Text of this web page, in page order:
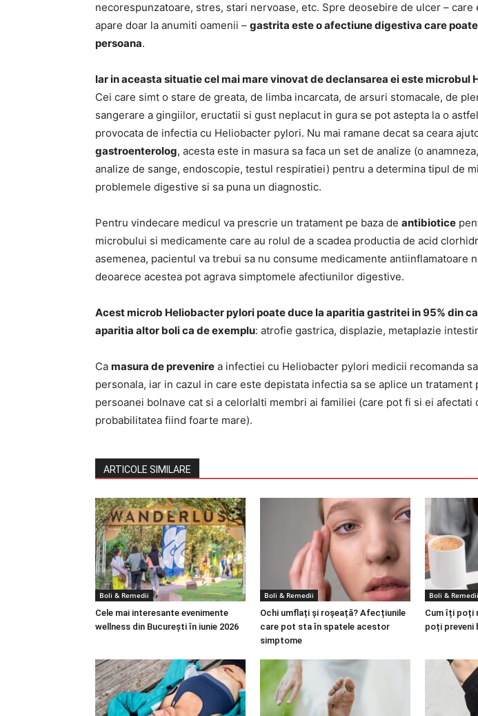
necorespunzatoare, stres, stari nervoase, etc. Spre deosebire de ulcer – care
apare doar la anumiti oamenii – gastrita este o afectiune digestiva care
persoana.
Iar in aceasta situatie cel mai mare vinovat de declansarea ei este microbul
Cei care simt o stare de greata, de limba incarcata, de arsuri stomacale, de
sangerare a gingiilor, eructatii si gust neplacut in gura se pot astepta la o
provocata de infectia cu Heliobacter pylori. Nu mai ramane decat sa ceara
gastroenterolog, acesta este in masura sa faca un set de analize (o
analize de sange, endoscopie, testul respiratiei) pentru a determina tipul de
problemele digestive si sa puna un diagnostic.
Pentru vindecare medicul va prescrie un tratament pe baza de antibiotice
microbului si medicamente care au rolul de a scadea productia de acid
asemenea, pacientul va trebui sa nu consume medicamente antiinflamatoare
deoarece acestea pot agrava simptomele afectiunilor digestive.
Acest microb Heliobacter pylori poate duce la aparitia gastritei in 95% din
aparitia altor boli ca de exemplu: atrofie gastrica, displazie, metaplazie
Ca masura de prevenire a infectiei cu Heliobacter pylori medicii recomanda
personala, iar in cazul in care este depistata infectia sa se aplice un tratament
persoanei bolnave cat si a celorlalti membri ai familiei (care pot fi si ei afectati
probabilitatea fiind foarte mare).
ARTICOLE SIMILARE
Boli & Remedii
Cele mai interesante evenimente
wellness din București în iunie 2026
Boli & Remedii
Ochi umflați și roșeață? Afecțiunile
care pot sta în spatele acestor
simptome
Boli & Remedii
Cum îți poți
poți preveni